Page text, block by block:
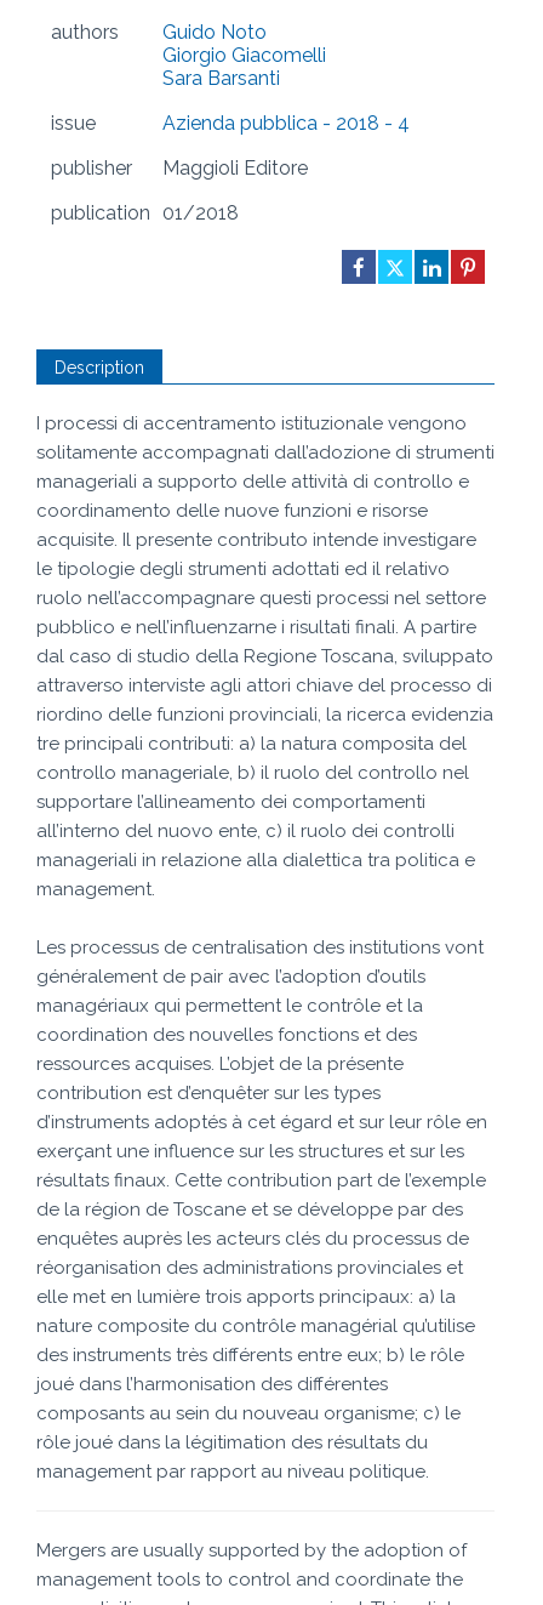
authors
Guido Noto
Giorgio Giacomelli
Sara Barsanti
issue
Azienda pubblica - 2018 - 4
publisher
Maggioli Editore
publication
01/2018
Description
I processi di accentramento istituzionale vengono
solitamente accompagnati dall’adozione di strumenti
manageriali a supporto delle attività di controllo e
coordinamento delle nuove funzioni e risorse
acquisite. Il presente contributo intende investigare
le tipologie degli strumenti adottati ed il relativo
ruolo nell’accompagnare questi processi nel settore
pubblico e nell’influenzarne i risultati finali. A partire
dal caso di studio della Regione Toscana, sviluppato
attraverso interviste agli attori chiave del processo di
riordino delle funzioni provinciali, la ricerca evidenzia
tre principali contributi: a) la natura composita del
controllo manageriale, b) il ruolo del controllo nel
supportare l’allineamento dei comportamenti
all’interno del nuovo ente, c) il ruolo dei controlli
manageriali in relazione alla dialettica tra politica e
management.
Les processus de centralisation des institutions vont
généralement de pair avec l’adoption d’outils
managériaux qui permettent le contrôle et la
coordination des nouvelles fonctions et des
ressources acquises. L’objet de la présente
contribution est d’enquêter sur les types
d’instruments adoptés à cet égard et sur leur rôle en
exerçant une influence sur les structures et sur les
résultats finaux. Cette contribution part de l’exemple
de la région de Toscane et se développe par des
enquêtes auprès les acteurs clés du processus de
réorganisation des administrations provinciales et
elle met en lumière trois apports principaux: a) la
nature composite du contrôle managérial qu’utilise
des instruments très différents entre eux; b) le rôle
joué dans l’harmonisation des différentes
composants au sein du nouveau organisme; c) le
rôle joué dans la légitimation des résultats du
management par rapport au niveau politique.
Mergers are usually supported by the adoption of
management tools to control and coordinate the